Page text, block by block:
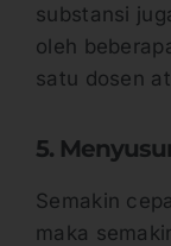
substansi
oleh
satu dosen
5.
Semakin
maka